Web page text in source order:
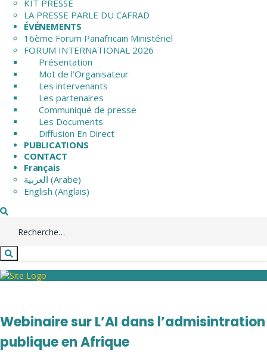
KIT PRESSE
LA PRESSE PARLE DU CAFRAD
ÉVÉNEMENTS
16ème Forum Panafricain Ministériel
FORUM INTERNATIONAL 2026
Présentation
Mot de l’Organisateur
Les intervenants
Les partenaires
Communiqué de presse
Les Documents
Diffusion En Direct
PUBLICATIONS
CONTACT
Français
العربية (Arabe)
English (Anglais)
Webinaire sur L’AI dans l’admisintration
publique en Afrique